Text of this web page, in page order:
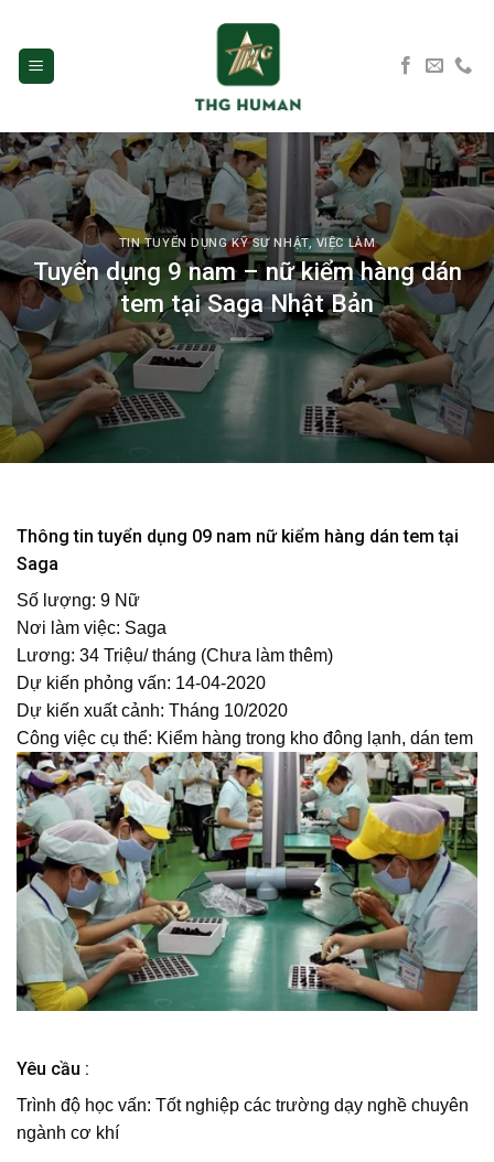
content
TIN TUYỂN DỤNG KỸ SƯ NHẬT, VIỆC LÀM
Tuyển dụng 9 nam – nữ kiểm hàng dán
tem tại Saga Nhật Bản
Thông tin tuyển dụng 09 nam nữ kiểm hàng dán tem tại
Saga
Số lượng: 9 Nữ
Nơi làm việc: Saga
Lương: 34 Triệu/ tháng (Chưa làm thêm)
Dự kiến phỏng vấn: 14-04-2020
Dự kiến xuất cảnh: Tháng 10/2020
Công việc cụ thể: Kiểm hàng trong kho đông lạnh, dán tem
Yêu cầu :
Trình độ học vấn: Tốt nghiệp các trường dạy nghề chuyên
ngành cơ khí